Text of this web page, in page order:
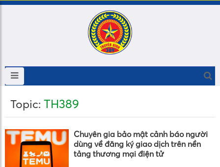
Topic: TH389
Chuyên gia bảo mật cảnh báo người
dùng về đăng ký giao dịch trên nền
tảng thương mại điện tử